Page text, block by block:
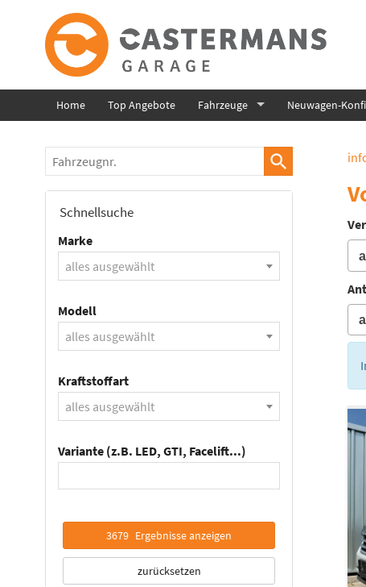
Home Top Angebote Fahrzeuge Neuwagen-
Fahrzeugnr.
Schnellsuche
Marke
alles ausgewählt
Modell
alles ausgewählt
Kraftstoffart
alles ausgewählt
Variante (z.B. LED, GTI, Facelift...)
3679 Ergebnisse anzeigen
zurücksetzen